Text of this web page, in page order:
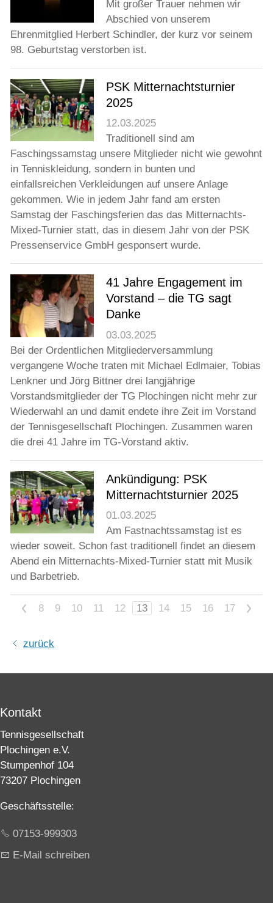
Mit großer Trauer nehmen wir
Abschied von unserem
Ehrenmitglied Herbert Schindler, der kurz vor seinem
98. Geburtstag verstorben ist.
PSK Mitternachtsturnier
2025
12.03.2025
Traditionell sind am
Faschingssamstag unsere Mitglieder nicht wie gewohnt
in Tenniskleidung, sondern in bunten und
einfallsreichen Verkleidungen auf unsere Anlage
gekommen. Wie in jedem Jahr fand am ersten
Samstag der Faschingsferien das das Mitternachts-
Mixed-Turnier statt, das in diesem Jahr von der PSK
Pressenservice GmbH gesponsert wurde.
41 Jahre Engagement im
Vorstand – die TG sagt
Danke
03.03.2025
Bei der Ordentlichen Mitgliederversammlung
vergangene Woche traten mit Michael Edlmaier, Tobias
Lenkner und Jörg Bittner drei langjährige
Vorstandsmitglieder der TG Plochingen nicht mehr zur
Wiederwahl an und damit endete ihre Zeit im Vorstand
der Tennisgesellschaft Plochingen. Zusammen waren
die drei 41 Jahre im TG-Vorstand aktiv.
Ankündigung: PSK
Mitternachtsturnier 2025
01.03.2025
Am Fastnachtssamstag ist es
wieder soweit. Schon fast traditionell findet an diesem
Abend ein Mitternachts-Mixed-Turnier statt mit Musik
und Barbetrieb.
< 8 9 10 11 12 13 14 15 16 17 >
zurück
Kontakt
Tennisgesellschaft
Plochingen e.V.
Stumpenhof 104
73207 Plochingen
Geschäftsstelle:
07153-999303
E-Mail schreiben